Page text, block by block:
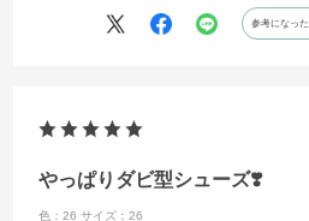
参考になった
やっぱりダビ型シューズ❣️
色：26 サイズ：26